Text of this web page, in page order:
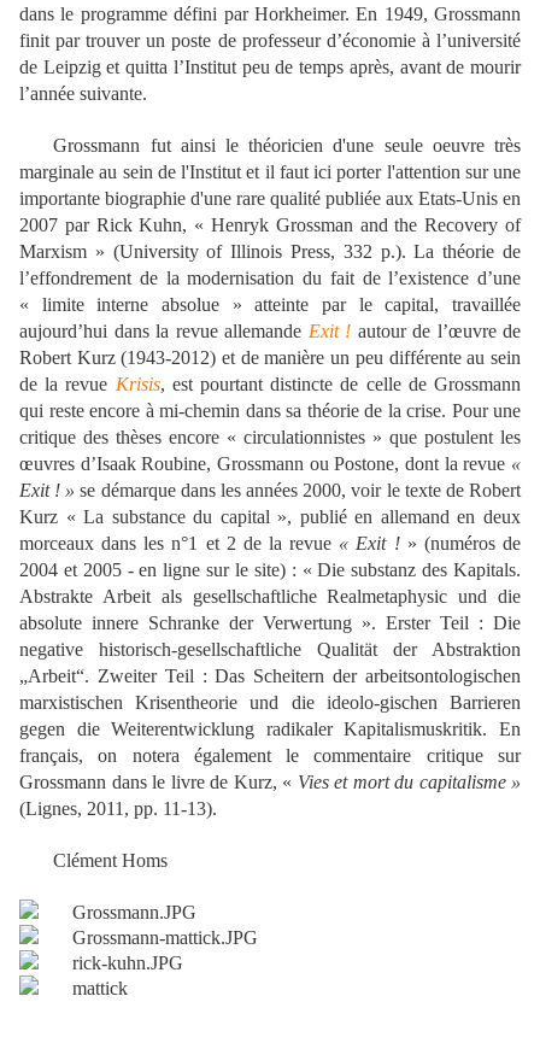
dans le programme défini par Horkheimer. En 1949, Grossmann
finit par trouver un poste de professeur d’économie à l’université
de Leipzig et quitta l’Institut peu de temps après, avant de mourir
l’année suivante.
Grossmann fut ainsi le théoricien d'une seule oeuvre très
marginale au sein de l'Institut et il faut ici porter l'attention sur une
importante biographie d'une rare qualité publiée aux Etats-Unis en
2007 par Rick Kuhn, « Henryk Grossman and the Recovery of
Marxism » (University of Illinois Press, 332 p.). La théorie de
l’effondrement de la modernisation du fait de l’existence d’une
« limite interne absolue » atteinte par le capital, travaillée
aujourd’hui dans la revue allemande Exit ! autour de l’œuvre de
Robert Kurz (1943-2012) et de manière un peu différente au sein
de la revue Krisis, est pourtant distincte de celle de Grossmann
qui reste encore à mi-chemin dans sa théorie de la crise. Pour une
critique des thèses encore « circulationnistes » que postulent les
œuvres d’Isaak Roubine, Grossmann ou Postone, dont la revue «
Exit ! » se démarque dans les années 2000, voir le texte de Robert
Kurz « La substance du capital », publié en allemand en deux
morceaux dans les n°1 et 2 de la revue « Exit ! » (numéros de
2004 et 2005 - en ligne sur le site) : « Die substanz des Kapitals.
Abstrakte Arbeit als gesellschaftliche Realmetaphysic und die
absolute innere Schranke der Verwertung ». Erster Teil : Die
negative historisch-gesellschaftliche Qualität der Abstraktion
„Arbeit“. Zweiter Teil : Das Scheitern der arbeitsontologischen
marxistischen Krisentheorie und die ideolo-gischen Barrieren
gegen die Weiterentwicklung radikaler Kapitalismuskritik. En
français, on notera également le commentaire critique sur
Grossmann dans le livre de Kurz, « Vies et mort du capitalisme »
(Lignes, 2011, pp. 11-13).
Clément Homs